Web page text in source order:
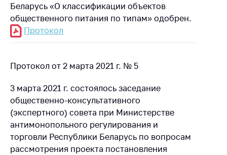
Беларусь «О классификации объектов
общественного питания по типам» одобрен.
Протокол
Протокол от 2 марта 2021 г. № 5
3 марта 2021 г. состоялось заседание
общественно-консультативного
(экспертного) совета при Министерстве
антимонопольного регулирования и
торговли Республики Беларусь по вопросам
рассмотрения проекта постановления